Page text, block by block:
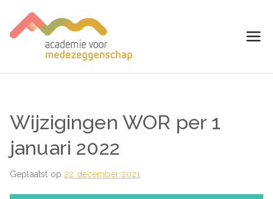
naar
de
voor
enschap
Wijzigingen WOR per 1
januari 2022
Geplaatst op 22 december 2021